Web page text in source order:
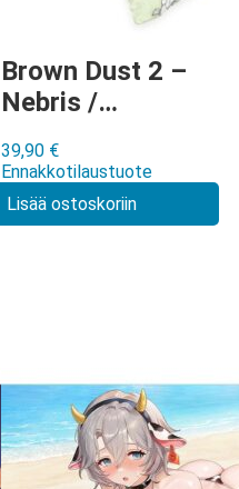
Brown Dust 2 –
Nebris /
Swimwear
tyynyliina
39,90 €
Ennakkotilaustuote
Lisää ostoskoriin